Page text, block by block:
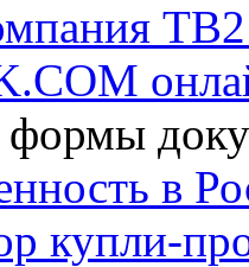
в
купли-